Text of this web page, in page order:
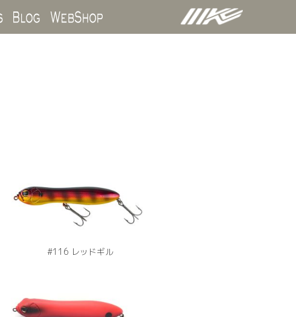
Goods Blog
#116 レッドギル